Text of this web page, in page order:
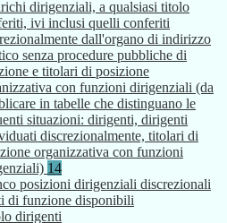
dirigenziali, a qualsiasi titolo
ivi inclusi quelli conferiti
dall'organo di indirizzo
senza procedure pubbliche di
e titolari di posizione
con funzioni dirigenziali (da
in tabelle che distinguano le
situazioni: dirigenti, dirigenti
discrezionalmente, titolari di
organizzativa con funzioni
14
posizioni dirigenziali discrezionali
di funzione disponibili
dirigenti